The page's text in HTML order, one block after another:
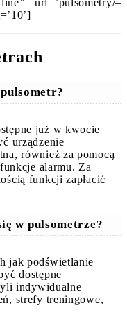
url=’pulsometry/–
już w kwocie
urządzenie
również za pomocą
alarmu. Za
funkcji zapłacić
w pulsometrze?
jak podświetlanie
dostępne
indywidualne
strefy treningowe,